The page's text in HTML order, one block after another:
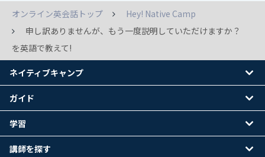
オンライン英会話トップ
Hey! Native Camp
申し訳ありませんが、もう一度説明していただけますか？
を英語で教えて!
ネイティブキャンプ
ガイド
学習
講師を探す